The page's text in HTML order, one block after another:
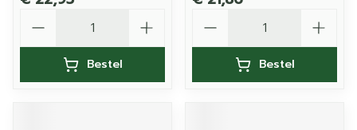
Bestel Bestel